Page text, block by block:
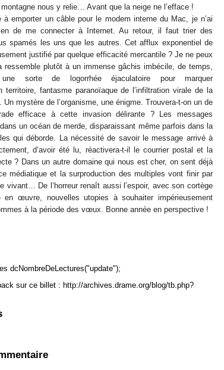
nous y relie… Avant que la neige ne l’efface !
à emporter un câble pour le modem interne du Mac, je n’ai
de me connecter à Internet. Au retour, il faut trier des
spamés les uns que les autres. Cet afflux exponentiel de
justifié par quelque efficacité mercantile ? Je ne peux
ressemble plutôt à un immense gâchis imbécile, de temps,
une sorte de logorrhée éjaculatoire pour marquer
territoire, fantasme paranoïaque de l’infiltration virale de la
Un mystère de l’organisme, une énigme. Trouvera-t-on un de
efficace à cette invasion délirante ? Les messages
un océan de merde, disparaissant même parfois dans la
qui déborde. La nécessité de savoir le message arrivé à
d’avoir été lu, réactivera-t-il le courrier postal et la
? Dans un autre domaine qui nous est cher, on sent déjà
médiatique et la surproduction des multiples vont finir par
vivant… De l’horreur renaît aussi l’espoir, avec son cortège
œuvre, nouvelles utopies à souhaiter impérieusement
à la période des vœux. Bonne année en perspective !
dcNombreDeLectures("update");
sur ce billet : http://archives.drame.org/blog/tb.php?